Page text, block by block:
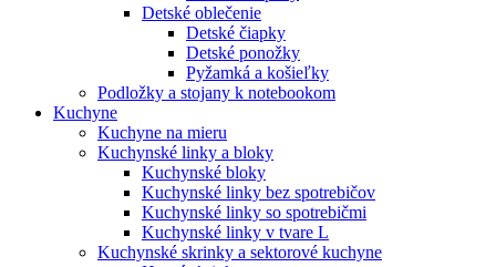
Detské oblečenie
Detské čiapky
Detské ponožky
Pyžamká a košieľky
Podložky a stojany k notebookom
Kuchyne
Kuchyne na mieru
Kuchynské linky a bloky
Kuchynské bloky
Kuchynské linky bez spotrebičov
Kuchynské linky so spotrebičmi
Kuchynské linky v tvare L
Kuchynské skrinky a sektorové kuchyne